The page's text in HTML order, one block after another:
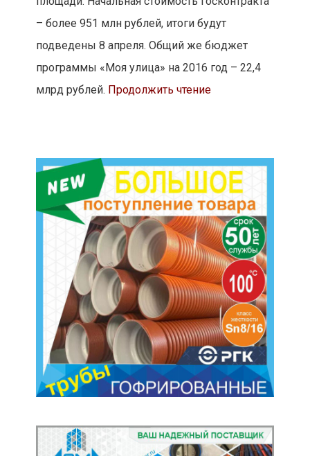
– более 951 млн рублей, итоги будут
подведены 8 апреля. Общий же бюджет
программы «Моя улица» на 2016 год – 22,4
млрд рублей. Продолжить чтение